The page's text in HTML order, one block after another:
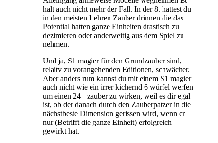
halt auch nicht mehr der Fall. In der 8. hattest du
in den meisten Lehren Zauber drinnen die das
Potential hatten ganze Einheiten drastisch zu
dezimieren oder anderweitig aus dem Spiel zu
nehmen.
Und ja, S1 magier für den Grundzauber sind,
relaitv zu vorangehenden Editionen, schwächer.
Aber anders rum kannst du mit einem S1 magier
auch nicht wie ein irrer kichernd 6 würfel werfen
um einen 24+ zauber zu wirken, weil es dir egal
ist, ob der danach durch den Zauberpatzer in die
nächstbeste Dimension gerissen wird, wenn er
nur (Betrifft die ganze Einheit) erfolgreich
gewirkt hat.